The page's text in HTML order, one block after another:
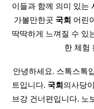
이들과 함께 의미 있는
가볼만한곳 국회 어린
딱딱하게 느껴질 수 있
한 체험
안녕하세요. 스톡스톡
트입니다. 국회의사당
브강 건너편입니다. 노